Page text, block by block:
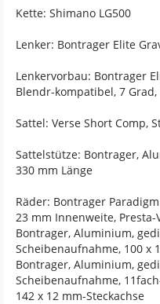
Kette: Shimano LG500
Lenker: Bontrager Elite
Lenkervorbau: Bontrager
Blendr-kompatibel, 7
Sattel: Verse Short Comp,
Sattelstütze: Bontrager,
330 mm Länge
Räder: Bontrager
23 mm Innenweite, Presta-
Bontrager, Aluminium,
Scheibenaufnahme, 100 x
Bontrager, Aluminium,
Scheibenaufnahme,
142 x 12 mm-Steckachse